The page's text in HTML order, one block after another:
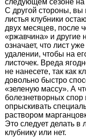
следующем сезоне на
С другой стороны, вы
листья клубники
двух месяцев, после
«ржавчина» и другие
означает, что лист
удалении, чтобы на
листочек. Вреда
не нанесете, так как
довольно быстро
«зеленую массу». А
болезнетворных
опрыскивать
раствором
Это следует делать
клубнику или нет.